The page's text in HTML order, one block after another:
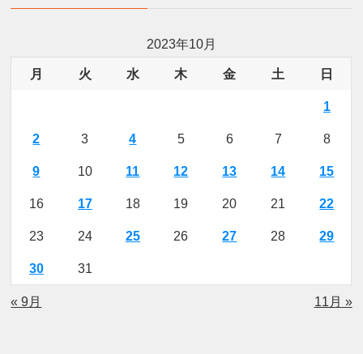
2023年10月
月 火 水 木 金 土 日
1
2 3 4 5 6 7 8
9 10 11 12 13 14 15
16 17 18 19 20 21 22
23 24 25 26 27 28 29
30 31
« 9月 11月 »